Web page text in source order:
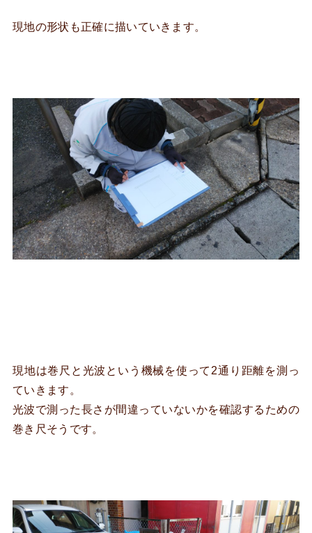
現地の形状も正確に描いていきます。
現地は巻尺と光波という機械を使って2通り距離を測っ
ていきます。
光波で測った長さが間違っていないかを確認するための
巻き尺そうです。